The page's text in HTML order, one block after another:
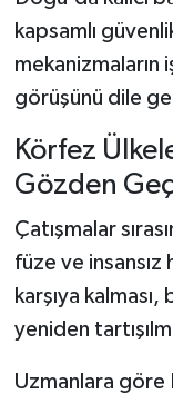
kapsamlı
mekanizmaların
görüşünü dile
Körfez
Gözden
Çatışmalar
füze ve insansız
karşıya
yeniden
Uzmanlara göre